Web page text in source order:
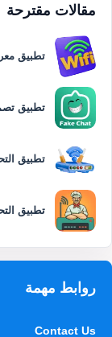
مقالات مقترحة
تطبيق
تطبيق
تطبيق
تطبيق
روابط مهمة
Contact Us